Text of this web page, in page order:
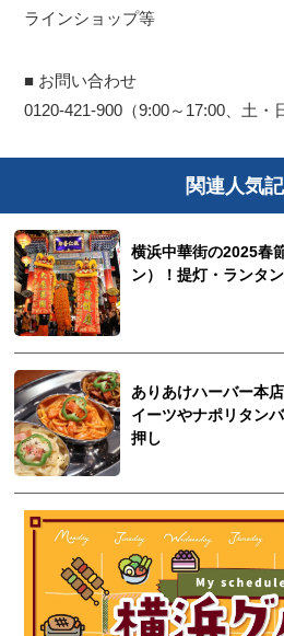
ラインショップ等
■ お問い合わせ
0120-421-900（9:00～17:00、土・
関連人気
横浜中華街の2025春
ン）！提灯・ランタ
ありあけハーバー本
イーツやナポリタン
押し